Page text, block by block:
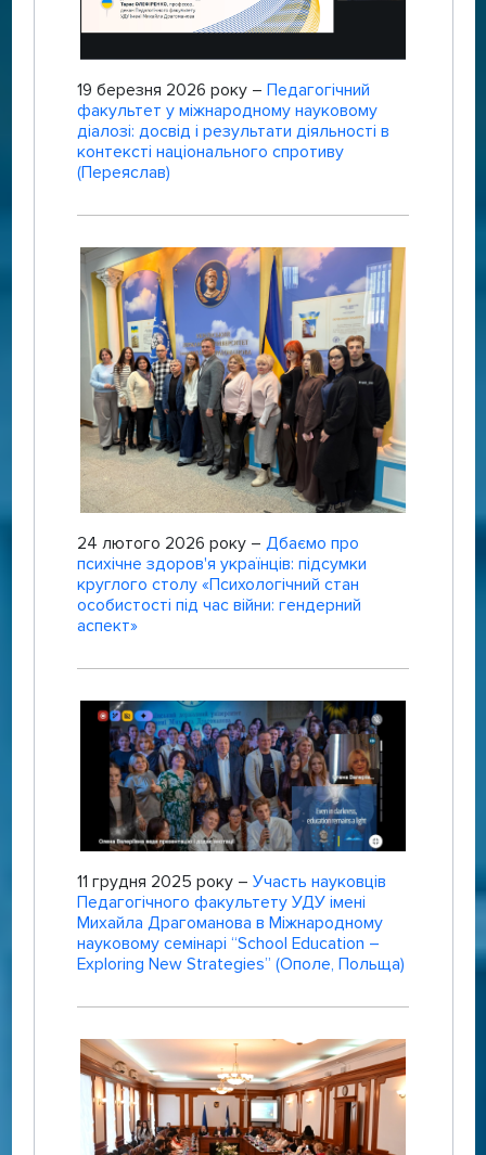
19 березня 2026 року – Педагогічний
факультет у міжнародному науковому
діалозі: досвід і результати діяльності в
контексті національного спротиву
(Переяслав)
24 лютого 2026 року – Дбаємо про
психічне здоров'я українців: підсумки
круглого столу «Психологічний стан
особистості під час війни: гендерний
аспект»
11 грудня 2025 року – Участь науковців
Педагогічного факультету УДУ імені
Михайла Драгоманова в Міжнародному
науковому семінарі “School Education –
Exploring New Strategies” (Ополе, Польща)